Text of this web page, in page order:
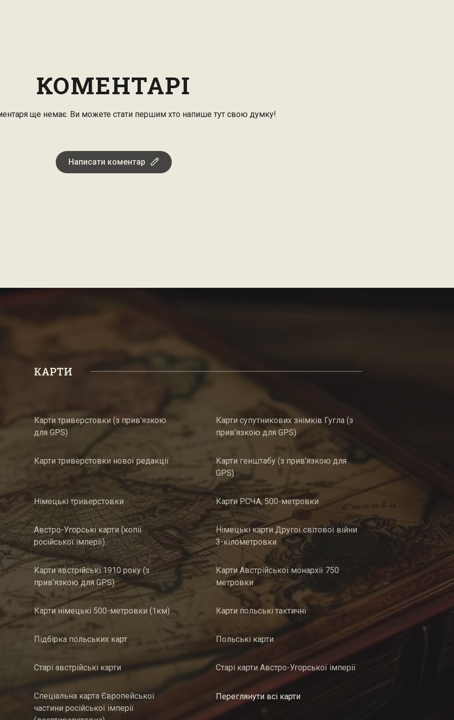
КОМЕНТАРІ
ще немає. Ви можете стати першим хто напише тут свою думку!
Написати коментар
КАРТИ
Карти триверстовки (з прив’язкою
для GPS)
Карти супутникових знімків Гугла (з
прив’язкою для GPS)
Карти триверстовки нової редакції
Карти генштабу (з прив’язкою для
GPS)
Німецькі триверстовки Карти РСЧА, 500-метровки
Австро-Угорські карти (копії
російської імперії)
Німецькі карти Другої світової війни
3-кілометровки
Карти австрійські 1910 року (з
прив’язкою для GPS)
Карти Австрійської монархії 750
метровки
Карти німецькі 500-метровки (1км) Карти польські тактичні
Підбірка польських карт Польські карти
Старі австрійські карти Старі карти Австро-Угорської імперії
Спеціальна карта Європейської
частини російської імперії
Переглянути всі карти